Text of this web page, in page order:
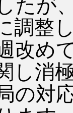
たが
調整
改め
し消
の対